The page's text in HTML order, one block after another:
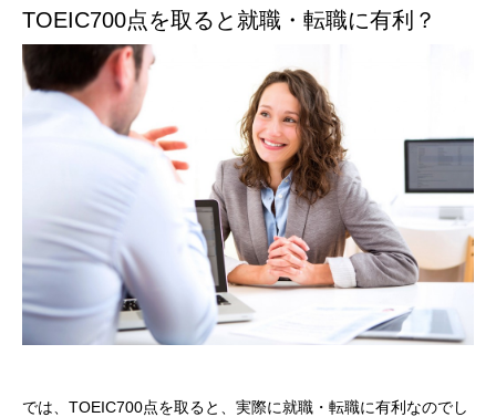
TOEIC700点を取ると就職・転職に有利？
では、TOEIC700点を取ると、実際に就職・転職に有利なのでし